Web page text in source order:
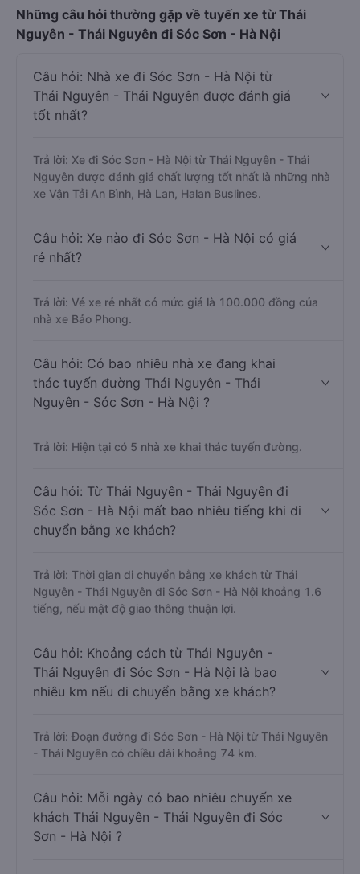
Những câu hỏi thường gặp về tuyến xe từ Thái
Nguyên - Thái Nguyên đi Sóc Sơn - Hà Nội
Câu hỏi: Nhà xe đi Sóc Sơn - Hà Nội từ
Thái Nguyên - Thái Nguyên được đánh giá
tốt nhất?
Trả lời: Xe đi Sóc Sơn - Hà Nội từ Thái Nguyên - Thái
Nguyên được đánh giá chất lượng tốt nhất là những nhà
xe Vận Tải An Bình, Hà Lan, Halan Buslines.
Câu hỏi: Xe nào đi Sóc Sơn - Hà Nội có giá
rẻ nhất?
Trả lời: Vé xe rẻ nhất có mức giá là 100.000 đồng của
nhà xe Bảo Phong.
Câu hỏi: Có bao nhiêu nhà xe đang khai
thác tuyến đường Thái Nguyên - Thái
Nguyên - Sóc Sơn - Hà Nội ?
Trả lời: Hiện tại có 5 nhà xe khai thác tuyến đường.
Câu hỏi: Từ Thái Nguyên - Thái Nguyên đi
Sóc Sơn - Hà Nội mất bao nhiêu tiếng khi di
chuyển bằng xe khách?
Trả lời: Thời gian di chuyển bằng xe khách từ Thái
Nguyên - Thái Nguyên đi Sóc Sơn - Hà Nội khoảng 1.6
tiếng, nếu mật độ giao thông thuận lợi.
Câu hỏi: Khoảng cách từ Thái Nguyên -
Thái Nguyên đi Sóc Sơn - Hà Nội là bao
nhiêu km nếu di chuyển bằng xe khách?
Trả lời: Đoạn đường đi Sóc Sơn - Hà Nội từ Thái Nguyên
- Thái Nguyên có chiều dài khoảng 74 km.
Câu hỏi: Mỗi ngày có bao nhiêu chuyến xe
khách Thái Nguyên - Thái Nguyên đi Sóc
Sơn - Hà Nội ?